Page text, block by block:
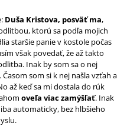
Duša Kristova, posväť ma,
ktorú sa podľa mojich
staršie panie v kostole počas
však povedať, že až takto
Inak by som sa o nej
som si k nej našla vzťah a
až keď sa mi dostala do rúk
oveľa viac zamýšľať. Inak
automaticky, bez hlbšieho